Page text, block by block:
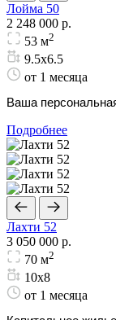
Лойма 50
2 248 000 р.
53 м2
9.5х6.5
от 1 месяца
Ваша
Подробнее
Лахти 52
3 050 000 р.
70 м2
10х8
от 1 месяца